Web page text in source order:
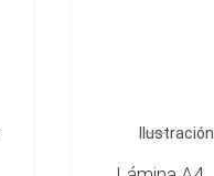
Ilustración